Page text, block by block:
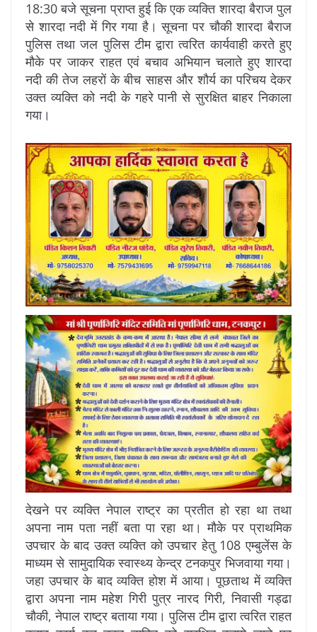
18:30 बजे सूचना प्राप्त हुई कि एक व्यक्ति शारदा बैराज पुल
से शारदा नदी में गिर गया है। सूचना पर चौकी शारदा बैराज
पुलिस तथा जल पुलिस टीम द्वारा त्वरित कार्यवाही करते हुए
मौके पर जाकर राहत एवं बचाव अभियान चलाते हुए शारदा
नदी की तेज लहरों के बीच साहस और शौर्य का परिचय देकर
उक्त व्यक्ति को नदी के गहरे पानी से सुरक्षित बाहर निकाला
गया।
देखने पर व्यक्ति नेपाल राष्ट्र का प्रतीत हो रहा था तथा
अपना नाम पता नहीं बता पा रहा था। मौके पर प्राथमिक
उपचार के बाद उक्त व्यक्ति को उपचार हेतु 108 एम्बुलेंस के
माध्यम से सामुदायिक स्वास्थ्य केन्द्र टनकपुर भिजवाया गया।
जहा उपचार के बाद व्यक्ति होश में आया। पूछताथ में व्यक्ति
द्वारा अपना नाम महेश गिरी पुत्र नारद गिरी, निवासी गड्ढा
चौकी, नेपाल राष्ट्र बताया गया। पुलिस टीम द्वारा त्वरित राहत